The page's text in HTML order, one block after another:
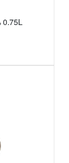
0.75L